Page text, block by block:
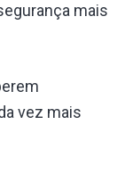
mais
vez mais